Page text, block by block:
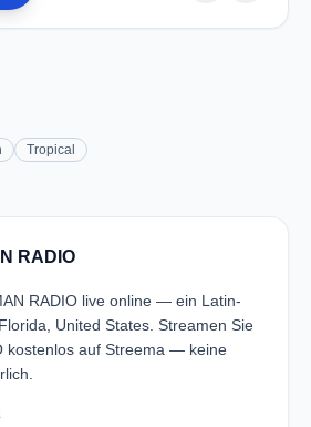
Tropical
RADIO
RADIO live online — ein Latin-
United States. Streamen Sie
kostenlos auf Streema — keine